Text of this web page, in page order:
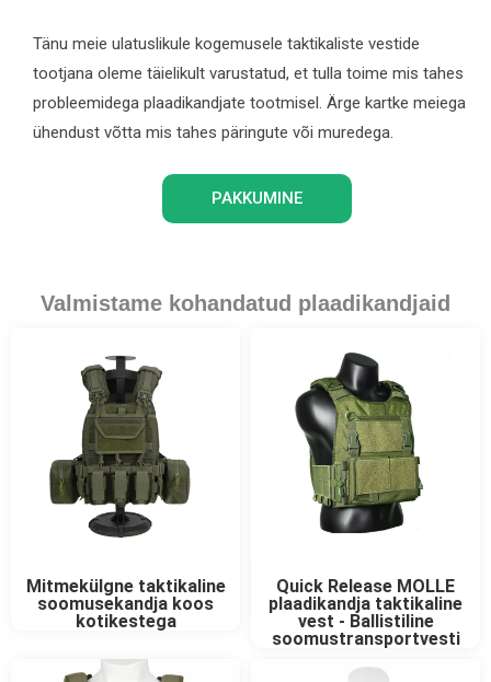
Tänu meie ulatuslikule kogemusele taktikaliste vestide
tootjana oleme täielikult varustatud, et tulla toime mis tahes
probleemidega plaadikandjate tootmisel. Ärge kartke meiega
ühendust võtta mis tahes päringute või muredega.
PAKKUMINE
Valmistame kohandatud plaadikandjaid
Mitmekülgne taktikaline
soomusekandja koos
kotikestega
Quick Release MOLLE
plaadikandja taktikaline
vest - Ballistiline
soomustransportvesti